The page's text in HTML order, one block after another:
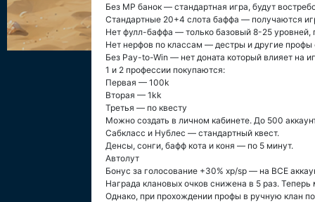
Без MP банок — стандартная игра, будут
Стандартные 20+4 слота баффа — получаются
Нет фулл-баффа — только базовый 8-25 уровней,
Нет нерфов по классам — дестры и другие профы
Без Pay-to-Win — нет доната который влияет на
1 и 2 профессии покупаются:
Первая — 100k
Вторая — 1kk
Третья — по квесту
Можно создать в личном кабинете. До 500
Сабкласс и Нублес — стандартный квест.
Денсы, сонги, бафф кота и коня — по 5 минут.
Автолут
Бонус за голосование +30% xp/sp — на ВСЕ
Награда клановых очков снижена в 5 раз.
Однако, при прохождении профы в ручную клан